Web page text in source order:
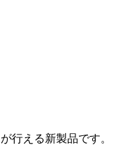
行える新製品です。